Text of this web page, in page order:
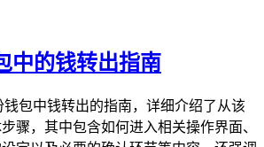
中的钱转出指南
包中钱转出的指南，详细介绍了从该
骤，其中包含如何进入相关操作界面、